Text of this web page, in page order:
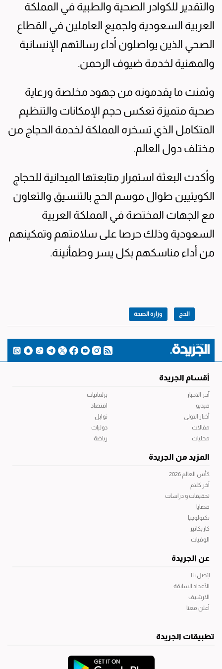
والتقدير للكوادر الصحية والطبية في المملكة
العربية السعودية ولجميع العاملين في القطاع
الصحي الذين يواصلون أداء رسالتهم الإنسانية
والمهنية لخدمة ضيوف الرحمن.
وثمنت ما يقدمونه من جهود مخلصة ورعاية
صحية متميزة تعكس حجم الإمكانات والتنظيم
المتكامل الذي تسخره المملكة لخدمة الحجاج من
مختلف دول العالم.
وأكدت البعثة استمرار متابعتها الميدانية للحجاج
الكويتيين طوال موسم الحج بالتنسيق والتعاون
مع الجهات المختصة في المملكة العربية
السعودية وذلك حرصا على سلامتهم وتمكينهم
من أداء مناسكهم بكل يسر وطمأنينة.
الحج وزارة الصحة
أقسام الجريدة
آخر الاخبار
فيديو
أخبار الاولى
مقالات
محليات
برلمانيات
اقتصاد
توابل
دوليات
رياضة
المزيد من الجريدة
كأس العالم 2026
آخر كلام
تحقيقات و دراسات
قضايا
تكنولوجيا
كاريكاتير
الوفيات
عن الجريدة
إتصل بنا
الأعداد السابقة
الارشيف
أعلن معنا
تطبيقات الجريدة